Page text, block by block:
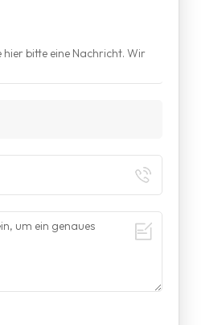
hier bitte eine Nachricht. Wir